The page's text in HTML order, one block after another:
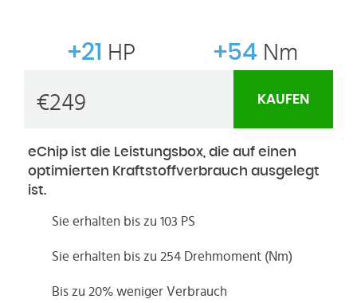
+21 HP +54 Nm
€249 KAUFEN
eChip ist die Leistungsbox, die auf einen
optimierten Kraftstoffverbrauch ausgelegt
ist.
Sie erhalten bis zu 103 PS
Sie erhalten bis zu 254 Drehmoment (Nm)
Bis zu 20% weniger Verbrauch